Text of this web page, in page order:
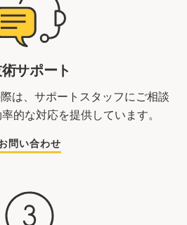
サポート
は、サポートスタッフにご相談
的な対応を提供しています。
問い合わせ